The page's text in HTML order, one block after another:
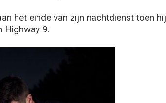
het einde van zijn nachtdienst toen hij
Highway 9.